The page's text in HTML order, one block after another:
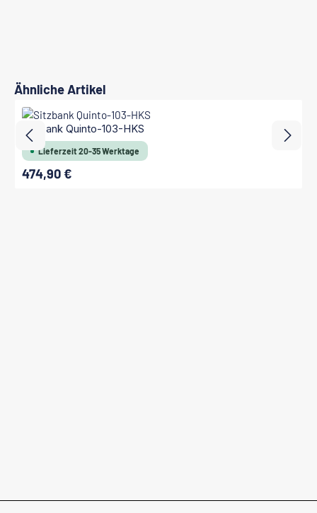
Produktgalerie überspringen
Ähnliche Artikel
Sitzbank Quinto-103-HKS
Lieferzeit 20-35 Werktage
Regulärer Preis:
474,90 €